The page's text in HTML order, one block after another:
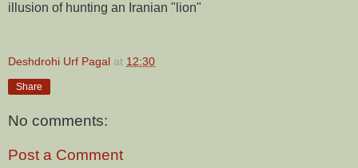
illusion of hunting an Iranian "lion"
Deshdrohi Urf Pagal at 12:30
Share
No comments:
Post a Comment